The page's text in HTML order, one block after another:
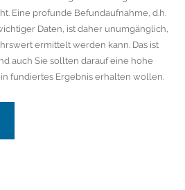
Eine profunde Befundaufnahme, d.h.
Daten, ist daher unumgänglich,
ermittelt werden kann. Das ist
auch Sie sollten darauf eine hohe
fundiertes Ergebnis erhalten wollen.